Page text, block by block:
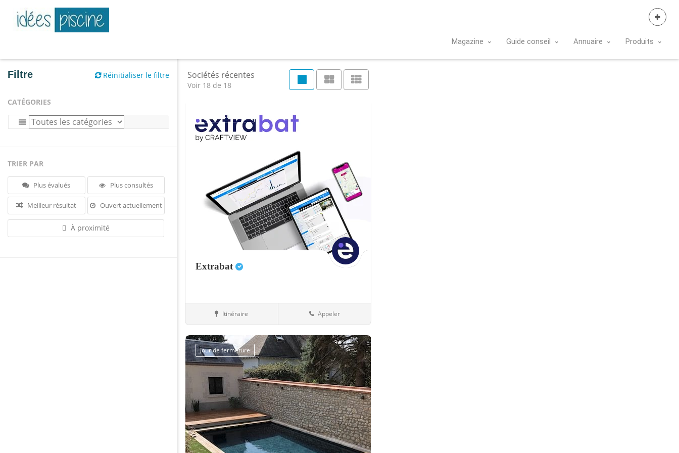
Magazine Guide conseil Annuaire Produits
Filtre Réinitialiser le filtre
CATÉGORIES
TRIER PAR
Plus évalués Plus consultés
Meilleur résultat Ouvert actuellement
À proximité
Sociétés récentes
Voir 18 de 18
Jour de fermeture
Sauvegarder
Extrabat
Equipement 16-Charente
Itinéraire Appeler
Jour de fermeture